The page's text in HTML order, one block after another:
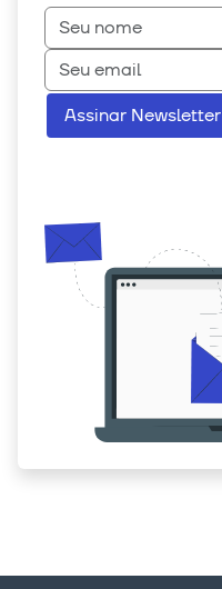
Assinar Newsletter